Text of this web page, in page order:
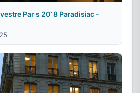
Paris 2018 Paradisiac -